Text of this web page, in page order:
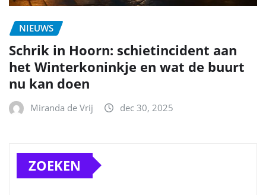
NIEUWS
Schrik in Hoorn: schietincident aan
het Winterkoninkje en wat de buurt
nu kan doen
Miranda de Vrij dec 30, 2025
ZOEKEN